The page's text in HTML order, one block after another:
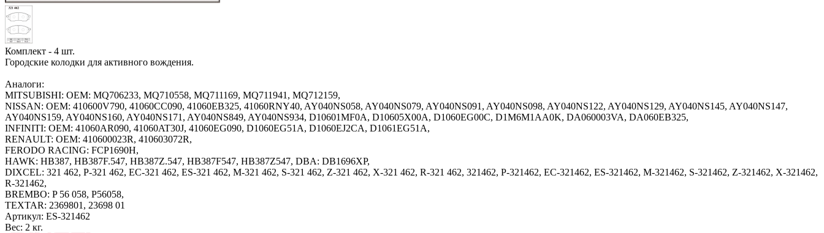
Комплект - 4 шт.
Городские колодки для активного вождения.
Аналоги:
MITSUBISHI: OEM: MQ706233, MQ710558, MQ711169, MQ711941, MQ712159,
NISSAN: OEM: 410600V790, 41060CC090, 41060EB325, 41060RNY40, AY040NS058, AY040NS079, AY040NS091, AY040NS098, AY040NS122, AY040NS129, AY040NS145, AY040NS147,
AY040NS159, AY040NS160, AY040NS171, AY040NS849, AY040NS934, D10601MF0A, D10605X00A, D1060EG00C, D1M6M1AA0K, DA060003VA, DA060EB325,
INFINITI: OEM: 41060AR090, 41060AT30J, 41060EG090, D1060EG51A, D1060EJ2CA, D1061EG51A,
RENAULT: OEM: 410600023R, 410603072R,
FERODO RACING: FCP1690H,
HAWK: HB387, HB387F.547, HB387Z.547, HB387F547, HB387Z547, DBA: DB1696XP,
DIXCEL: 321 462, P-321 462, EC-321 462, ES-321 462, M-321 462, S-321 462, Z-321 462, X-321 462, R-321 462, 321462, P-321462, EC-321462, ES-321462, M-321462, S-321462, Z-321462, X-321462,
R-321462,
BREMBO: P 56 058, P56058,
TEXTAR: 2369801, 23698 01
Артикул: ES-321462
Вес: 2 кг.